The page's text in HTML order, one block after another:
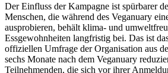
Der Einfluss der Kampagne ist spürbarer
Menschen, die während des Veganuary
ausprobieren, behält klima- und
Essgewohnheiten langfristig bei. Das ist
offiziellen Umfrage der Organisation aus
sechs Monate nach dem Veganuary
Teilnehmenden, die sich vor ihrer